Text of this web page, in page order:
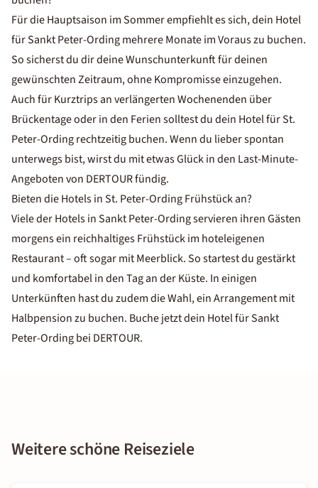
Für die Hauptsaison im Sommer empfiehlt es sich, dein Hotel
für Sankt Peter-Ording mehrere Monate im Voraus zu buchen.
So sicherst du dir deine Wunschunterkunft für deinen
gewünschten Zeitraum, ohne Kompromisse einzugehen.
Auch für Kurztrips an verlängerten Wochenenden über
Brückentage oder in den Ferien solltest du dein Hotel für St.
Peter-Ording rechtzeitig buchen. Wenn du lieber spontan
unterwegs bist, wirst du mit etwas Glück in den Last-Minute-
Angeboten von DERTOURfündig.
Bieten die Hotels in St. Peter-Ording Frühstück an?
Viele der Hotels in Sankt Peter-Ording servieren ihren Gästen
morgens ein reichhaltiges Frühstück im hoteleigenen
Restaurant – oft sogar mit Meerblick. So startest du gestärkt
und komfortabel in den Tag an der Küste. In einigen
Unterkünften hast du zudem die Wahl, ein Arrangement mit
Halbpension zu buchen. Buche jetzt dein Hotel für Sankt
Peter-Ording bei DERTOUR.
Weitere schöne Reiseziele